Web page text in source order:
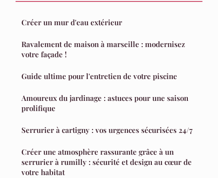
Créer un mur d'eau extérieur
Ravalement de maison à marseille : modernisez
votre façade !
Guide ultime pour l'entretien de votre piscine
Amoureux du jardinage : astuces pour une saison
prolifique
Serrurier à cartigny : vos urgences sécurisées 24/7
Créer une atmosphère rassurante grâce à un
serrurier à rumilly : sécurité et design au cœur de
votre habitat